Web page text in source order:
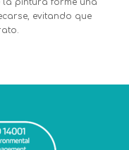
la pintura forme una
evitando que